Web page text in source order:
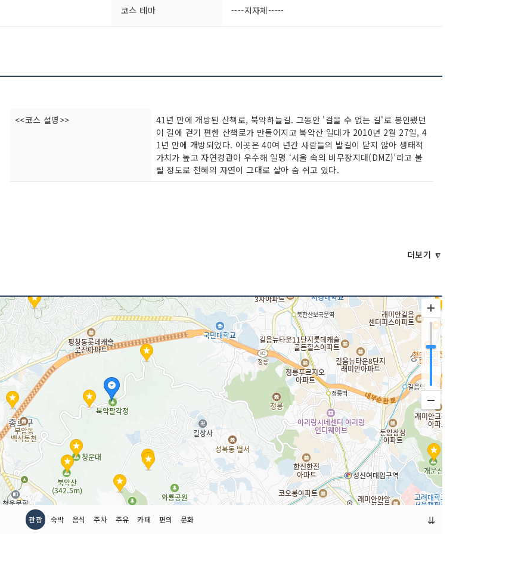
코스 테마 ----지자체-----
<<코스 설명>>
41년 만에 개방된 산책로, 북악하늘길. 그동안 '걸을 수 없는 길'로 봉인됐던
이 길에 걷기 편한 산책로가 만들어지고 북악산 일대가 2010년 2월 27일, 4
1년 만에 개방되었다. 이곳은 40여 년간 사람들의 발길이 닫지 않아 생태적
가치가 높고 자연경관이 우수해 일명 ‘서울 속의 비무장지대(DMZ)’라고 불
릴 정도로 천혜의 자연이 그대로 살아 숨 쉬고 있다.
<<코스 설명>>
서울 종로구 명륜동에 위치한 <와룡(臥龍)공원>은 1984년에 개원한 공원으
로 서울우수조망명소인 북악산 '말바위'를 내려와 성곽길을 따라가면 와룡공
원이 나온다. 와룡공원은 삼청공원, 창경공원, 북악산 도시자연공원이 인접
해 있는 곳으로 용(龍)이 길게 누워있는 형상을 하여 와룡동이라고도 한다.
더보기 🔽
관광 숙박 음식 주차 주유 카페 편의 문화 ⇊